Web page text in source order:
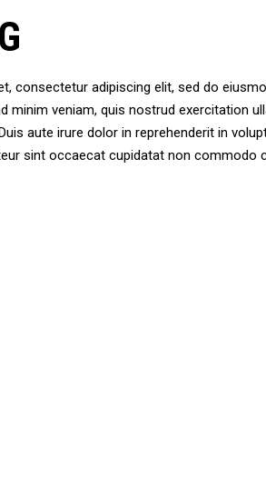
consectetur adipiscing elit, sed do
minim veniam, quis nostrud exercitation
aute irure dolor in reprehenderit in
sint occaecat cupidatat non commodo